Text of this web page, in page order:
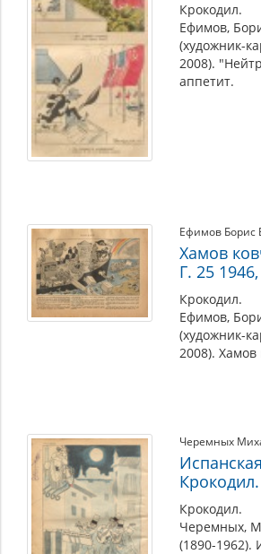
Крокодил.
Ефимов,
(художник-
2008).
аппетит.
Ефимов Борис
Хамов
Г. 25
Крокодил.
Ефимов,
(художник-
2008). Хамов
Черемных
Крокодил.
Черемных,
(1890-1962).